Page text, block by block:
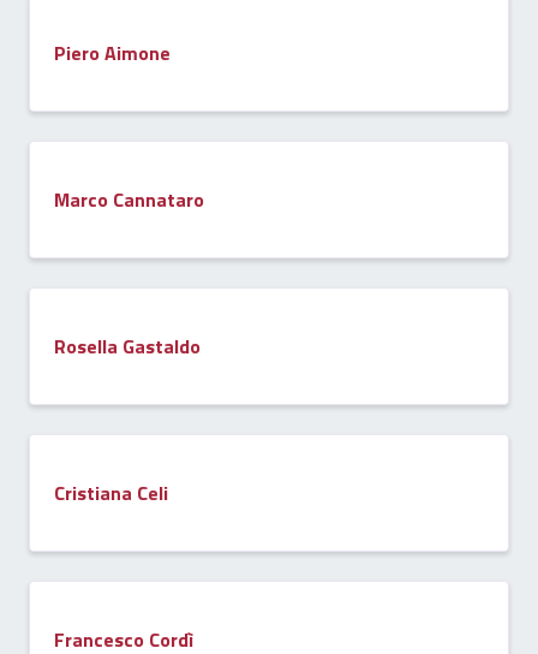
Piero Aimone
Marco Cannataro
Rosella Gastaldo
Cristiana Celi
Francesco Cordì